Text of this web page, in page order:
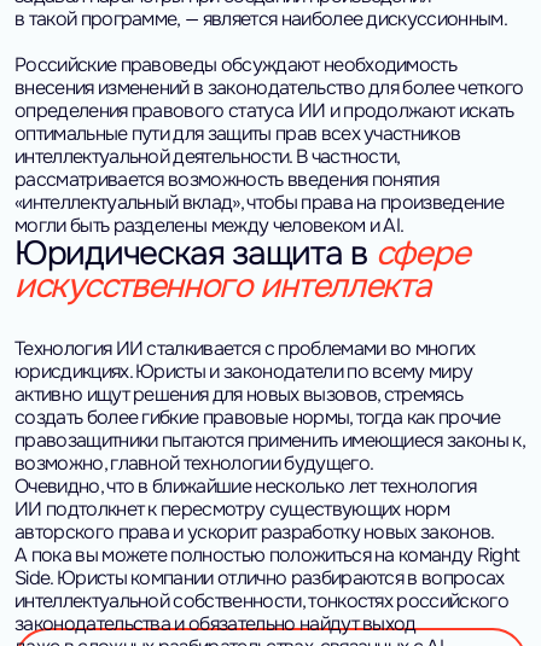
в такой программе, — является наиболее дискуссионным.
Российские правоведы обсуждают необходимость
внесения изменений в законодательство для более четкого
определения правового статуса ИИ и продолжают искать
оптимальные пути для защиты прав всех участников
интеллектуальной деятельности. В частности,
рассматривается возможность введения понятия
«интеллектуальный вклад», чтобы права на произведение
могли быть разделены между человеком и AI.
Юридическая защита в сфере
искусственного интеллекта
Технология ИИ сталкивается с проблемами во многих
юрисдикциях. Юристы и законодатели по всему миру
активно ищут решения для новых вызовов, стремясь
создать более гибкие правовые нормы, тогда как прочие
правозащитники пытаются применить имеющиеся законы к,
возможно, главной технологии будущего.
Очевидно, что в ближайшие несколько лет технология
ИИ подтолкнет к пересмотру существующих норм
авторского права и ускорит разработку новых законов.
А пока вы можете полностью положиться на команду Right
Side. Юристы компании отлично разбираются в вопросах
интеллектуальной собственности, тонкостях российского
законодательства и обязательно найдут выход